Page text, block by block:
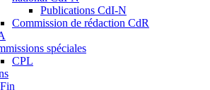
Publications CdI-N
Commission de rédaction CdR
spéciales
CPL